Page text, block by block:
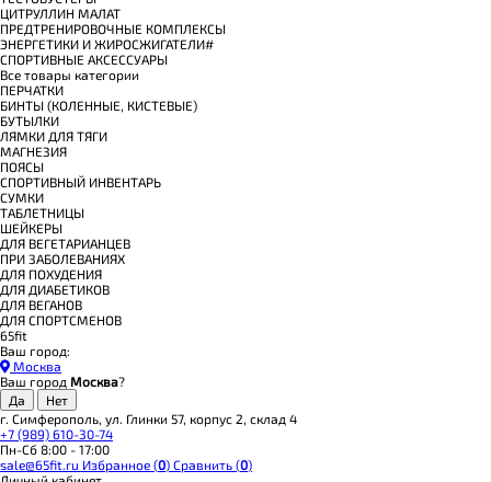
ЦИТРУЛЛИН МАЛАТ
ПРЕДТРЕНИРОВОЧНЫЕ КОМПЛЕКСЫ
ЭНЕРГЕТИКИ И ЖИРОСЖИГАТЕЛИ#
СПОРТИВНЫЕ АКСЕССУАРЫ
Все товары категории
ПЕРЧАТКИ
БИНТЫ (КОЛЕННЫЕ, КИСТЕВЫЕ)
БУТЫЛКИ
ЛЯМКИ ДЛЯ ТЯГИ
МАГНЕЗИЯ
ПОЯСЫ
СПОРТИВНЫЙ ИНВЕНТАРЬ
СУМКИ
ТАБЛЕТНИЦЫ
ШЕЙКЕРЫ
ДЛЯ ВЕГЕТАРИАНЦЕВ
ПРИ ЗАБОЛЕВАНИЯХ
ДЛЯ ПОХУДЕНИЯ
ДЛЯ ДИАБЕТИКОВ
ДЛЯ ВЕГАНОВ
ДЛЯ СПОРТСМЕНОВ
65fit
Ваш город:
Москва
Ваш город Москва?
г. Симферополь, ул. Глинки 57, корпус 2, склад 4
+7 (989) 610-30-74
Пн-Сб 8:00 - 17:00
sale@65fit.ru Избранное (0) Сравнить (0)